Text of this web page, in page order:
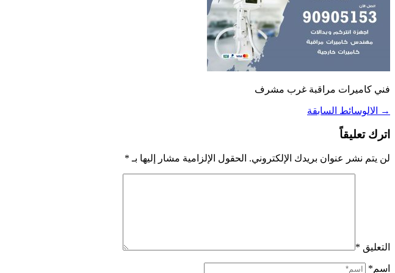
فني كاميرات مراقبة غرب مشرف
→ الالوسائط السابقة
اترك تعليقاً
لن يتم نشر عنوان بريدك الإلكتروني. الحقول الإلزامية مشار إليها بـ *
التعليق *
اسم*